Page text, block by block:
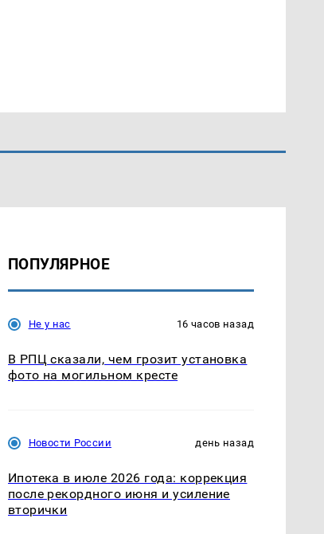
ПОПУЛЯРНОЕ
Не у нас 16 часов назад
В РПЦ сказали, чем грозит установка
фото на могильном кресте
Новости России день назад
Ипотека в июле 2026 года: коррекция
после рекордного июня и усиление
вторички